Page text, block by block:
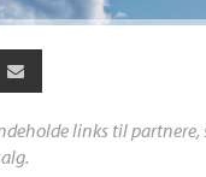
links til partnere,